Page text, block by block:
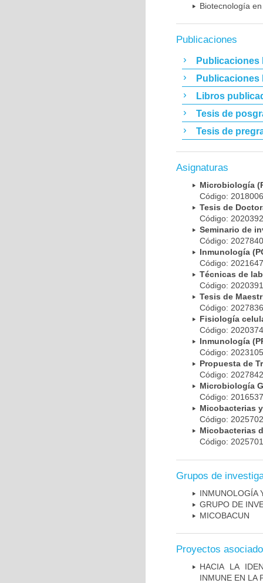
Biotecnología
Publicaciones
Publicaciones
Publicaciones
Libros
Tesis de
Tesis de
Asignaturas
Microbiología
Código:
Tesis de
Código:
Seminario de
Código:
Inmunología
Código:
Técnicas de
Código:
Tesis de
Código:
Fisiología
Código:
Inmunología
Código:
Propuesta de
Código:
Microbiología
Código:
Micobacterias
Código:
Micobacterias
Código:
Grupos de
INMUNOLOGÍA
GRUPO DE
MICOBAC­UN
Proyectos
HACIA LA
INMUNE EN LA